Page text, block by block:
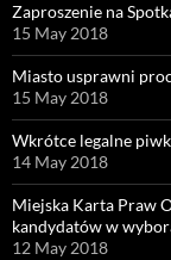
Zaproszenie na
15 May 2018
Miasto usprawni
15 May 2018
Wkrótce legalne
14 May 2018
Miejska Karta Praw
kandydatów w
12 May 2018